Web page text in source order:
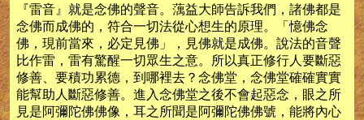
『雷音』就是念佛的聲音。蕅益大師告訴我們，諸佛都是
念佛而成佛的，符合一切法從心想生的原理。「憶佛念
佛，現前當來，必定見佛」，見佛就是成佛。說法的音聲
比作雷，雷有驚醒一切眾生之意。所以真正修行人要斷惡
修善、要積功累德，到哪裡去？念佛堂，念佛堂確確實實
能幫助人斷惡修善。進入念佛堂之後不會起惡念，眼之所
見是阿彌陀佛佛像，耳之所聞是阿彌陀佛佛號，能將內心